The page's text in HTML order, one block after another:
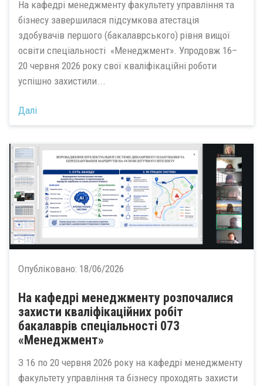
На кафедрі менеджменту факультету управління та
бізнесу завершилася підсумкова атестація
здобувачів першого (бакалаврського) рівня вищої
освіти спеціальності «Менеджмент». Упродовж 16–
20 червня 2026 року свої кваліфікаційні роботи
успішно захистили...
Далі
Опубліковано: 18/06/2026
На кафедрі менеджменту розпочалися
захисти кваліфікаційних робіт
бакалаврів спеціальності 073
«Менеджмент»
З 16 по 20 червня 2026 року на кафедрі менеджменту
факультету управління та бізнесу проходять захисти